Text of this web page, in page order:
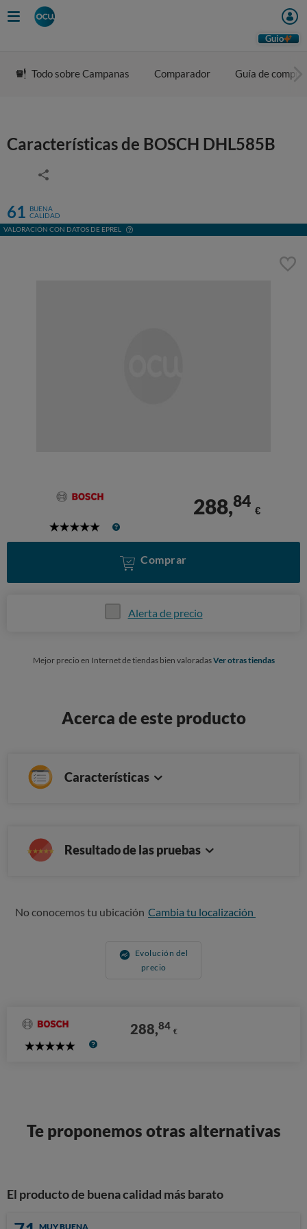
Guio
Todo sobre Campanas Comparador Guía de compra
Características de BOSCH DHL585B
61 BUENA
CALIDAD
VALORACIÓN CON DATOS DE EPREL
5
288,84
€
Comprar
Alerta de precio
Mejor precio en Internet de tiendas bien valoradasVer otras tiendas
Acerca de este producto
Características
Resultado de las pruebas
No conocemos tu ubicación Cambia tu localización
Evolución del
precio
5
288,84 €
Te proponemos otras alternativas
El producto de buena calidad más barato
MUY BUENA